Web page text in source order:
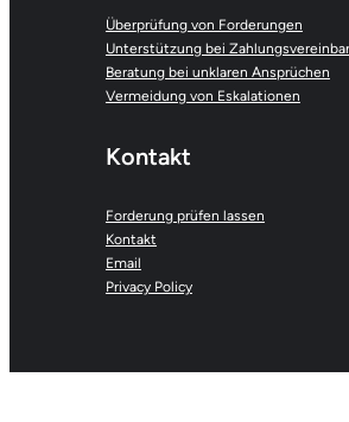
Überprüfung von Forderungen
Unterstützung bei
Beratung bei unklaren Ansprüchen
Vermeidung von Eskalationen
Kontakt
Forderung prüfen lassen
Kontakt
Email
Privacy Policy